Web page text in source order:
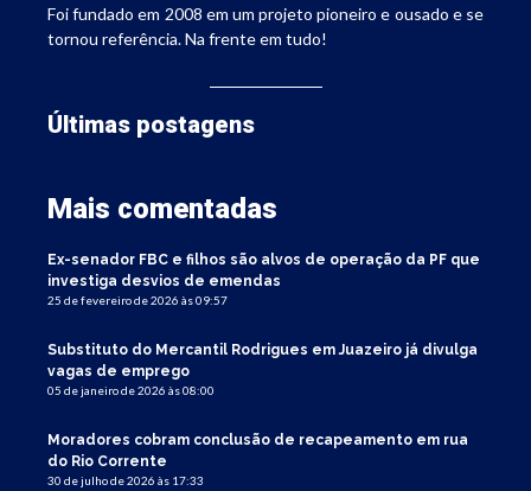
Foi fundado em 2008 em um projeto pioneiro e ousado e se
tornou referência. Na frente em tudo!
Últimas postagens
Mais comentadas
Ex-senador FBC e filhos são alvos de operação da PF que
investiga desvios de emendas
25 de fevereiro de 2026 às 09:57
Substituto do Mercantil Rodrigues em Juazeiro já divulga
vagas de emprego
05 de janeiro de 2026 às 08:00
Moradores cobram conclusão de recapeamento em rua
do Rio Corrente
30 de julho de 2026 às 17:33